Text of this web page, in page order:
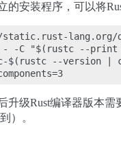
的安装程序，可以将
-C "$(rustc --print
$(rustc --version |
升级Rust编译器版本
）。